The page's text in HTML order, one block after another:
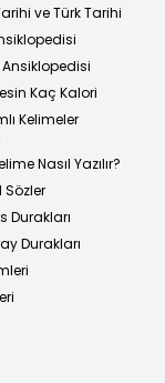
ve Türk Tarihi
Ansiklopedisi
Kaç Kalori
Kelimeler
Nasıl Yazılır?
Sözler
Durakları
Durakları